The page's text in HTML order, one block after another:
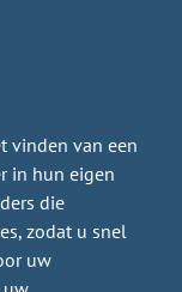
vinden van een
in hun eigen
die
zodat u snel
uw